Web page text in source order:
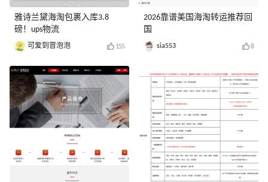
雅诗兰黛海淘包裹入库3.8
磅！ups物流
可爱到冒泡泡 155
2026靠谱美国海淘转运推荐回
国
sia553 8